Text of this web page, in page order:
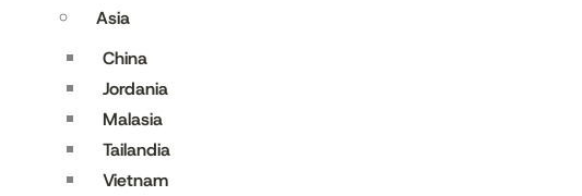
Asia
China
Jordania
Malasia
Tailandia
Vietnam